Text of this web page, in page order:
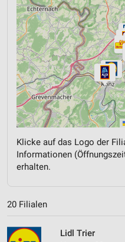
Klicke auf das Logo der
Informationen
erhalten.
20 Filialen
Lidl Trier